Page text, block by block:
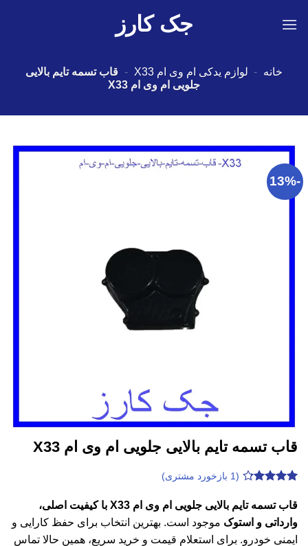
جک کارز
خانه - لوازم یدکی ام وی ام X33 - قاب تسمه تایم بالایی
جلویی ام وی ام X33
-13%
قاب تسمه تایم بالایی جلویی ام وی ام X33
4.2
از 5
امتیازدهی
مشتری
(
1 بازخورد مشتری)
قاب تسمه تایم بالایی جلویی ام وی ام X33 با کیفیت اصلی،
وارداتی و استوک موجود است. بهترین انتخاب برای حفظ کارایی و
ایمنی خودرو. برای استعلام قیمت و خرید سریع، همین حالا تماس